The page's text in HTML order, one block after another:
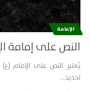
الإمامة
النص على إمامة
يُعتبر النص على الإمام
تحديد…